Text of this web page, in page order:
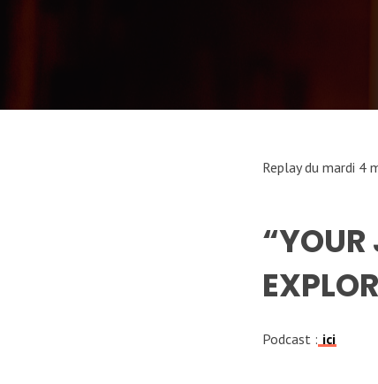
Replay du mardi 4
“YOUR
Podcast : ici